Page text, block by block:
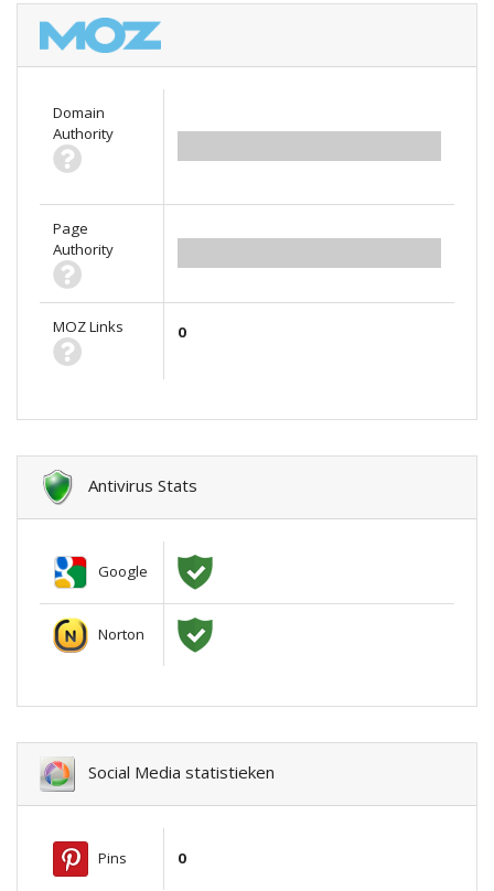
Domain
Authority
Page
Authority
MOZ Links 0
Antivirus Stats
Google
Norton
Social Media statistieken
Pins 0